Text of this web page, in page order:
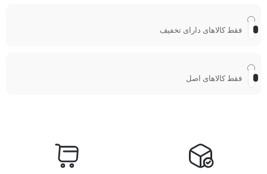
فقط کالاهای دارای تخفیف
فقط کالاهای اصل